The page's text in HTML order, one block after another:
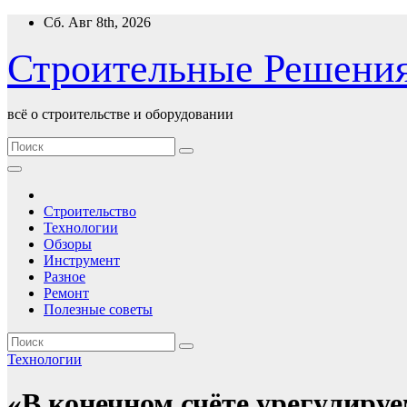
Перейти
содержимому
Сб. Авг 8th, 2026
Строительные
всё о строительстве и оборудовании
Строительство
Технологии
Обзоры
Инструмент
Разное
Ремонт
Полезные советы
Технологии